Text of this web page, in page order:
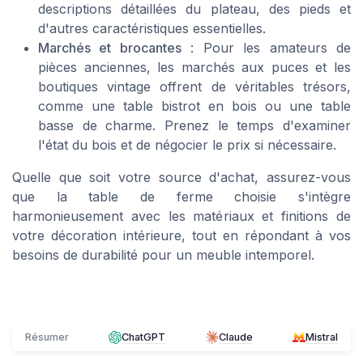
descriptions détaillées du plateau, des pieds et
d'autres caractéristiques essentielles.
Marchés et brocantes: Pour les amateurs de
pièces anciennes, les marchés aux puces et les
boutiques vintage offrent de véritables trésors,
comme une table bistrot en bois ou une table
basse de charme. Prenez le temps d'examiner
l'état du bois et de négocier le prix si nécessaire.
Quelle que soit votre source d'achat, assurez-vous
que la table de ferme choisie s'intègre
harmonieusement avec les matériaux et finitions de
votre décoration intérieure, tout en répondant à vos
besoins de durabilité pour un meuble intemporel.
Résumer ChatGPT Claude Mistral